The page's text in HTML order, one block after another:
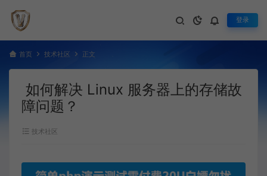
登录
首页 技术社区 正文
如何解决 Linux 服务器上的存储故
障问题？
技术社区